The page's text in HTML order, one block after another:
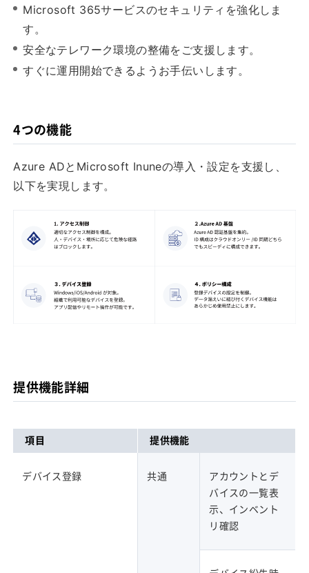
Microsoft 365サービスのセキュリティを強化しま
す。
安全なテレワーク環境の整備をご支援します。
すぐに運用開始できるようお手伝いします。
4つの機能
Azure ADとMicrosoft Inuneの導入・設定を支援し、
以下を実現します。
提供機能詳細
項目 提供機能
デバイス登録 共通
アカウントとデ
バイスの一覧表
示、インベント
リ確認